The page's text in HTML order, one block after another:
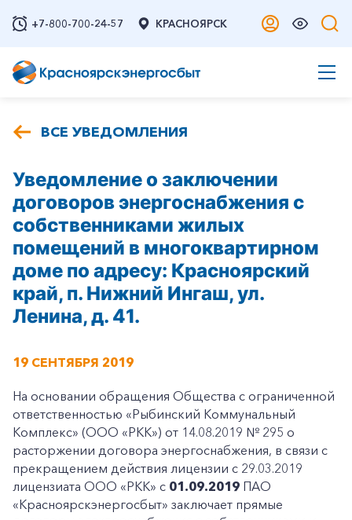
+7-800-700-24-57 КРАСНОЯРСК
ВСЕ УВЕДОМЛЕНИЯ
Уведомление о заключении
договоров энергоснабжения с
собственниками жилых
помещений в многоквартирном
доме по адресу: Красноярский
край, п. Нижний Ингаш, ул.
Ленина, д. 41.
19 СЕНТЯБРЯ 2019
На основании обращения Общества с ограниченной
ответственностью «Рыбинский Коммунальный
Комплекс» (ООО «РКК») от 14.08.2019 № 295 о
расторжении договора энергоснабжения, в связи с
прекращением действия лицензии с 29.03.2019
лицензиата ООО «РКК» с 01.09.2019 ПАО
«Красноярскэнергосбыт» заключает прямые